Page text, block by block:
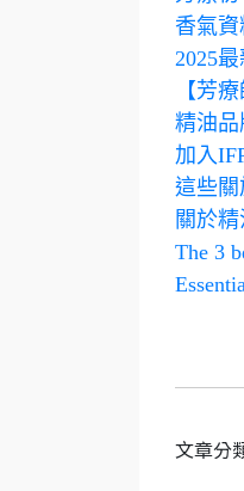
香氣
2025
【芳
精油
加入
這些關
關於
The 3
文章分